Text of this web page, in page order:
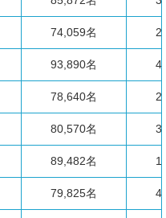
74,059名
93,890名
78,640名
80,570名
89,482名
79,825名